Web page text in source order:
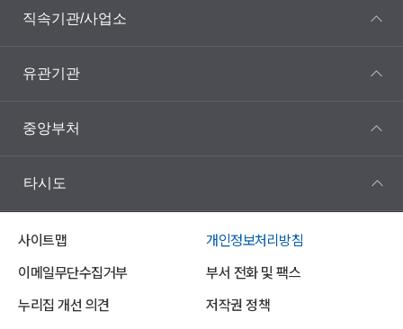
직속기관/사업소
유관기관
중앙부처
타시도
사이트맵
개인정보처리방침
이메일무단수집거부
부서 전화 및 팩스
누리집 개선 의견
저작권 정책